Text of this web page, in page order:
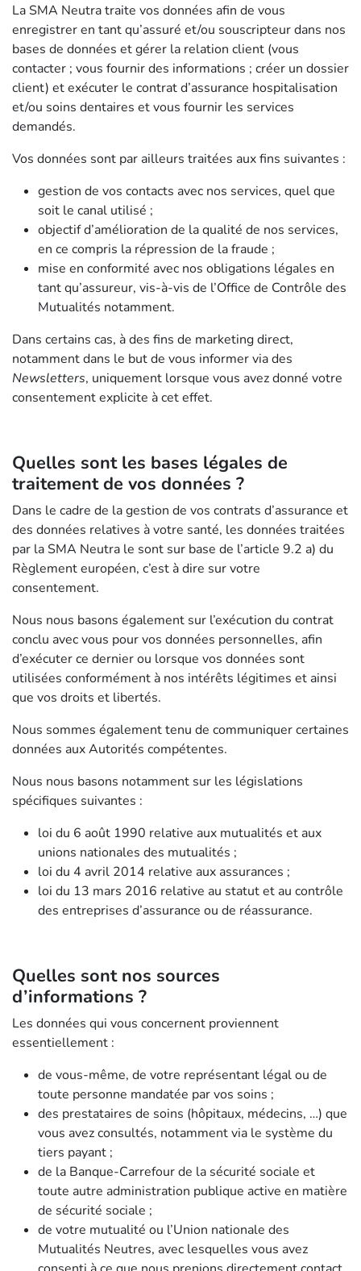
La SMA Neutra traite vos données afin de vous
enregistrer en tant qu’assuré et/ou souscripteur dans nos
bases de données et gérer la relation client (vous
contacter ; vous fournir des informations ; créer un dossier
client) et exécuter le contrat d’assurance hospitalisation
et/ou soins dentaires et vous fournir les services
demandés.
Vos données sont par ailleurs traitées aux fins suivantes :
gestion de vos contacts avec nos services, quel que
soit le canal utilisé ;
objectif d’amélioration de la qualité de nos services,
en ce compris la répression de la fraude ;
mise en conformité avec nos obligations légales en
tant qu’assureur, vis-à-vis de l’Office de Contrôle des
Mutualités notamment.
Dans certains cas, à des fins de marketing direct,
notamment dans le but de vous informer via des
Newsletters, uniquement lorsque vous avez donné votre
consentement explicite à cet effet.
Quelles sont les bases légales de
traitement de vos données ?
Dans le cadre de la gestion de vos contrats d’assurance et
des données relatives à votre santé, les données traitées
par la SMA Neutra le sont sur base de l’article 9.2 a) du
Règlement européen, c’est à dire sur votre
consentement.
Nous nous basons également sur l’exécution du contrat
conclu avec vous pour vos données personnelles, afin
d’exécuter ce dernier ou lorsque vos données sont
utilisées conformément à nos intérêts légitimes et ainsi
que vos droits et libertés.
Nous sommes également tenu de communiquer certaines
données aux Autorités compétentes.
Nous nous basons notamment sur les législations
spécifiques suivantes :
loi du 6 août 1990 relative aux mutualités et aux
unions nationales des mutualités ;
loi du 4 avril 2014 relative aux assurances ;
loi du 13 mars 2016 relative au statut et au contrôle
des entreprises d’assurance ou de réassurance.
Quelles sont nos sources
d’informations ?
Les données qui vous concernent proviennent
essentiellement :
de vous-même, de votre représentant légal ou de
toute personne mandatée par vos soins ;
des prestataires de soins (hôpitaux, médecins, …) que
vous avez consultés, notamment via le système du
tiers payant ;
de la Banque-Carrefour de la sécurité sociale et
toute autre administration publique active en matière
de sécurité sociale ;
de votre mutualité ou l’Union nationale des
Mutualités Neutres, avec lesquelles vous avez